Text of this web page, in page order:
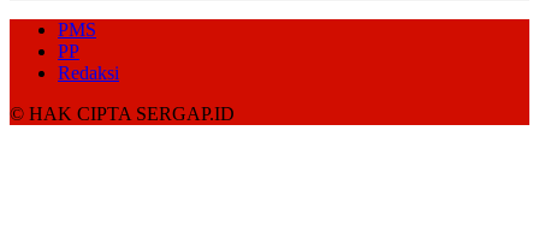
PMS
PP
Redaksi
© HAK CIPTA SERGAP.ID